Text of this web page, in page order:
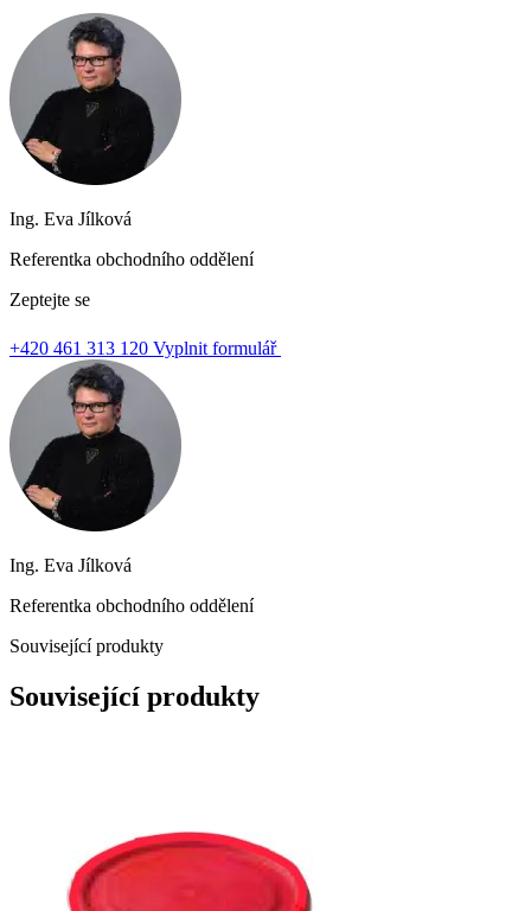
Ing. Eva Jílková
Referentka obchodního oddělení
Zeptejte se
+420 461 313 120 Vyplnit formulář
Ing. Eva Jílková
Referentka obchodního oddělení
Související produkty
Související produkty